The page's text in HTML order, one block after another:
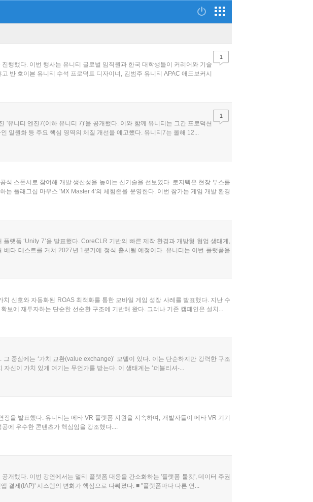
행했다. 이번 행사는 유니티 글로벌 임직원과 한국 대학생들이 커리어와 기술
반 호이븐 유니티 수석 프로덕트 디자이너, 김범주 유니티 APAC 애드보커시
1
유니티 엔진7(이하 유니티 7)'을 공개했다. 이와 함께 유니티는 그간 프로덕션
일원화 등 주요 핵심 영역의 체질 개선을 예고했다. 유니티7는 올해 12...
1
스폰서로 참여해 개발 생산성을 높이는 신기술을 선보였다. 로지텍은 현장 부스를
플래그십 마우스 'MX Master 4'의 체험존을 운영한다. 이번 참가는 게임 개발 환경
랫폼 ‘Unity 7’을 발표했다. CoreCLR 기반의 빠른 제작 환경과 개방형 협업 생태계,
타 테스트를 거쳐 2027년 1분기에 정식 출시될 예정이다. 유니티는 이번 플랫폼을
신호와 자동화된 ROAS 최적화를 통한 모바일 게임 성장 사례를 발표했다. 지난 수
보에 재투자하는 단순한 선순환 구조에 기반해 왔다. 그러나 기존 캠페인은 설치...
중심에는 ‘가치 교환(value exchange)’ 모델이 있다. 이는 단순하지만 강력한 구조
신이 가치 있게 여기는 무언가를 받는다. 이 생태계는 ‘퍼블리셔-...
을 발표했다. 유니티는 메타 VR 플랫폼 지원을 지속하며, 개발자들이 메타 VR 기기
에 우수한 콘텐츠가 핵심임을 강조했다....
개했다. 이번 강연에서는 멀티 플랫폼 대응을 간소화하는 '플랫폼 툴킷', 데이터 주권
결제(IAP)' 시스템의 변화가 핵심으로 다뤄졌다. ■ "플랫폼마다 다른 연...